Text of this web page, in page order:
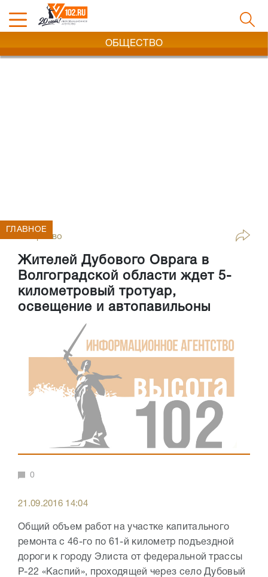
ОБЩЕСТВО
Общество
Жителей Дубового Оврага в
Волгоградской области ждет 5-
километровый тротуар,
освещение и автопавильоны
ГЛАВНОЕ
0
21.09.2016 14:04
Общий объем работ на участке капитального
ремонта с 46-го по 61-й километр подъездной
дороги к городу Элиста от федеральной трассы
Р-22 «Каспий», проходящей через село Дубовый